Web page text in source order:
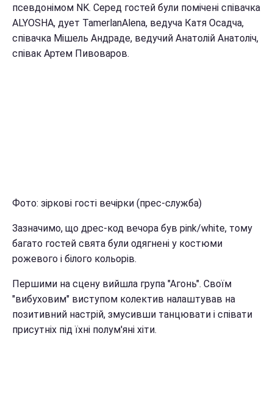
псевдонімом NK. Серед гостей були помічені співачка
ALYOSHA, дует TamerlanAlena, ведуча Катя Осадча,
співачка Мішель Андраде, ведучий Анатолій Анатоліч,
співак Артем Пивоваров.
Фото: зіркові гості вечірки (прес-служба)
Зазначимо, що дрес-код вечора був pink/white, тому
багато гостей свята були одягнені у костюми
рожевого і білого кольорів.
Першими на сцену вийшла група "Агонь". Своїм
"вибуховим" виступом колектив налаштував на
позитивний настрій, змусивши танцювати і співати
присутніх під їхні полум'яні хіти.